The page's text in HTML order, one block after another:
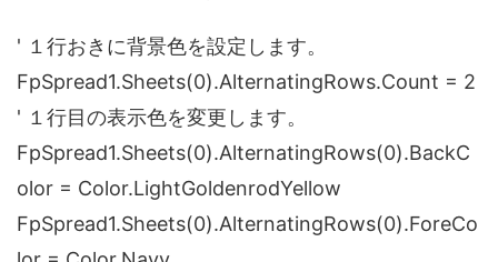
' １行おきに背景色を設定します。
FpSpread1.Sheets(0).AlternatingRows.Count = 2
' １行目の表示色を変更します。
FpSpread1.Sheets(0).AlternatingRows(0).BackC
olor = Color.LightGoldenrodYellow
FpSpread1.Sheets(0).AlternatingRows(0).ForeCo